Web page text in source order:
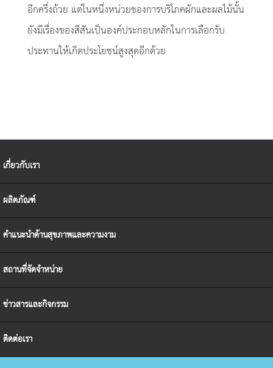
อีกครึ่งถ้วย แต่ในหนึ่งหน่วยของการบริโภคผักและผลไม้นั้น
ยังมีเรื่องของสีสันเป็นองค์ประกอบหลักในการเลือกรับ
ประทานให้เกิดประโยชน์สูงสุดอีกด้วย
เกี่ยวกับเรา
ผลิตภัณฑ์
คำแนะนำด้านสุขภาพและความงาม
สถานที่จัดจำหน่าย
ข่าวสารและกิจกรรม
ติดต่อเรา